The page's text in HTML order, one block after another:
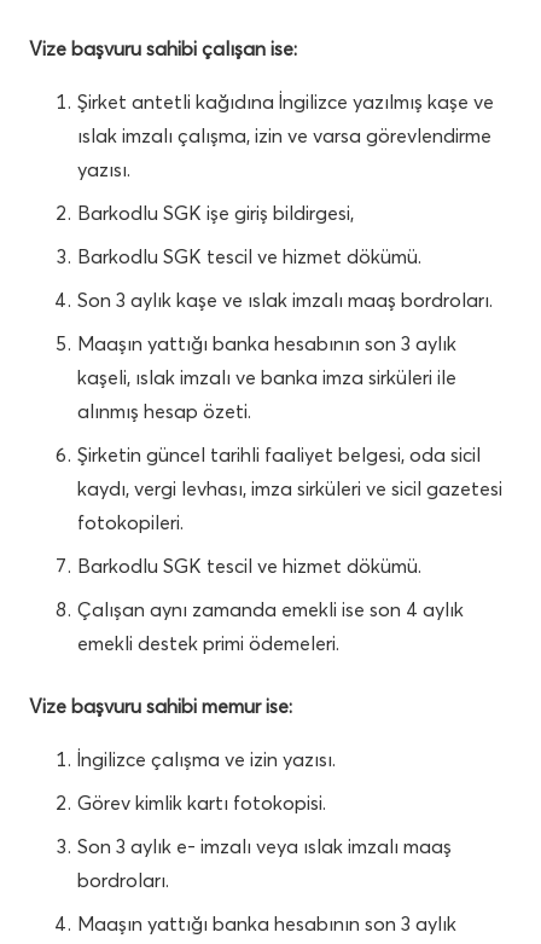
Vize başvuru sahibi çalışan ise:
Şirket antetli kağıdına İngilizce yazılmış kaşe ve
ıslak imzalı çalışma, izin ve varsa görevlendirme
yazısı.
Barkodlu SGK işe giriş bildirgesi,
Barkodlu SGK tescil ve hizmet dökümü.
Son 3 aylık kaşe ve ıslak imzalı maaş bordroları.
Maaşın yattığı banka hesabının son 3 aylık
kaşeli, ıslak imzalı ve banka imza sirküleri ile
alınmış hesap özeti.
Şirketin güncel tarihli faaliyet belgesi, oda sicil
kaydı, vergi levhası, imza sirküleri ve sicil gazetesi
fotokopileri.
Barkodlu SGK tescil ve hizmet dökümü.
Çalışan aynı zamanda emekli ise son 4 aylık
emekli destek primi ödemeleri.
Vize başvuru sahibi memur ise:
İngilizce çalışma ve izin yazısı.
Görev kimlik kartı fotokopisi.
Son 3 aylık e- imzalı veya ıslak imzalı maaş
bordroları.
Maaşın yattığı banka hesabının son 3 aylık